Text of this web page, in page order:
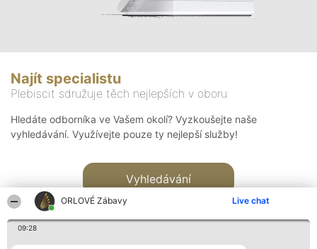
ORLOVÉ Zábavy Live chat
09:28
Najít specialistu
Plebiscit sdružuje těch nejlepších v oboru
Hledáte odborníka ve Vašem okolí? Vyzkoušejte naše
vyhledávání. Využívejte pouze ty nejlepší služby!
Vyhledávání